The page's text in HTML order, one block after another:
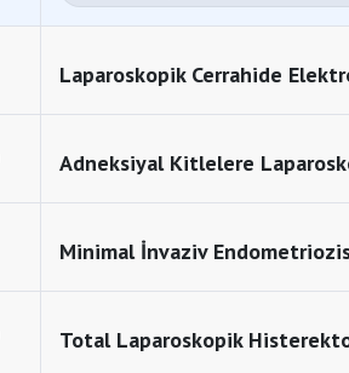
Laparoskopik Cerrahide
Adneksiyal Kitlelere
Minimal İnvaziv
Total Laparoskopik